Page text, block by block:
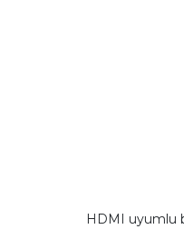
HDMI uyumlu